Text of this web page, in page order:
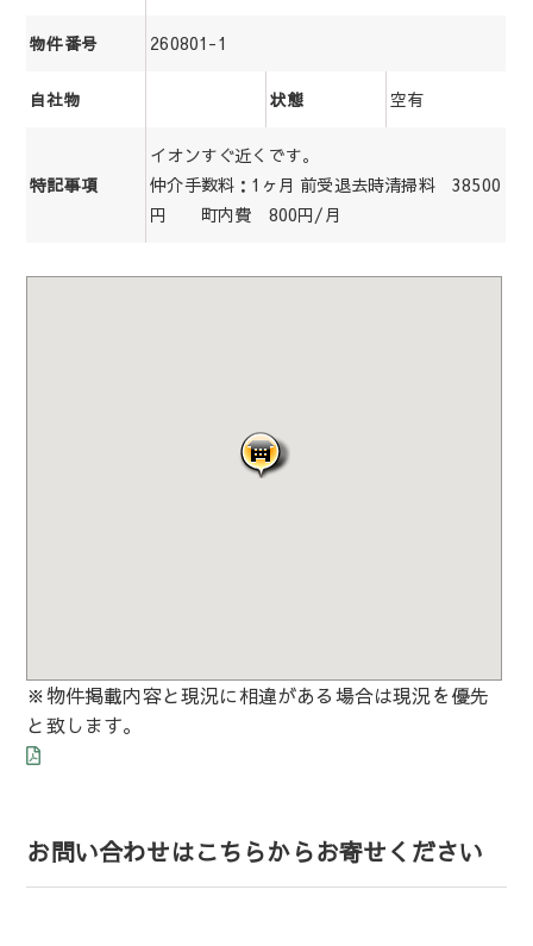
物件番号 260801-1
自社物 状態 空有
特記事項
イオンすぐ近くです。
仲介手数料：1ヶ月 前受退去時清掃料 38500
円 町内費 800円/月
※物件掲載内容と現況に相違がある場合は現況を優先
と致します。
お問い合わせはこちらからお寄せください